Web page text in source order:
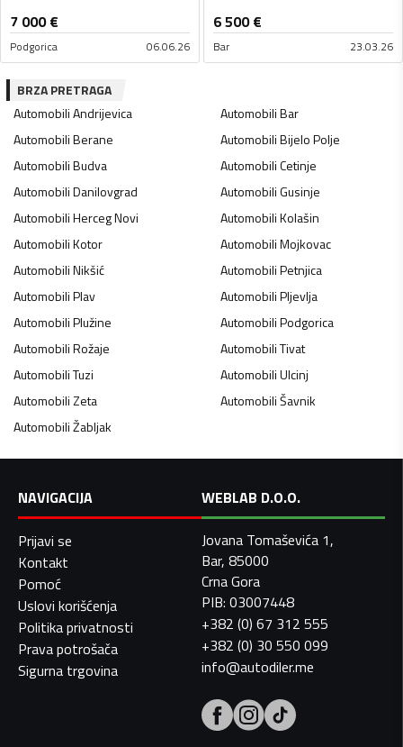
7 000€
Podgorica 06.06.26
6 500€
Bar 23.03.26
BRZA PRETRAGA
AutomobiliAndrijevica AutomobiliBar
AutomobiliBerane AutomobiliBijelo Polje
AutomobiliBudva AutomobiliCetinje
AutomobiliDanilovgrad AutomobiliGusinje
AutomobiliHerceg Novi AutomobiliKolašin
AutomobiliKotor AutomobiliMojkovac
AutomobiliNikšić AutomobiliPetnjica
AutomobiliPlav AutomobiliPljevlja
AutomobiliPlužine AutomobiliPodgorica
AutomobiliRožaje AutomobiliTivat
AutomobiliTuzi AutomobiliUlcinj
AutomobiliZeta AutomobiliŠavnik
AutomobiliŽabljak
NAVIGACIJA
Prijavi se
Kontakt
Pomoć
Uslovi korišćenja
Politika privatnosti
Prava potrošača
Sigurna trgovina
WEBLAB D.O.O.
Jovana Tomaševića 1,
Bar, 85000
Crna Gora
PIB: 03007448
+382 (0) 67 312 555
+382 (0) 30 550 099
info@autodiler.me